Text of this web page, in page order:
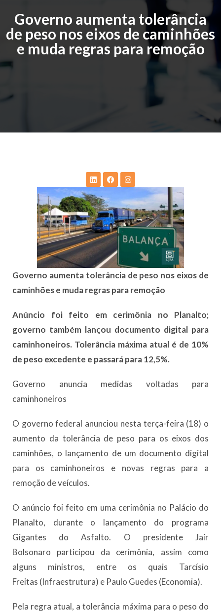
Governo aumenta tolerância
de peso nos eixos de caminhões
e muda regras para remoção
Governo aumenta tolerância de peso nos eixos de
caminhões e muda regras para remoção
Anúncio foi feito em cerimônia no Planalto;
governo também lançou documento digital para
caminhoneiros. Tolerância máxima atual é de 10%
de peso excedente e passará para 12,5%.
Governo anuncia medidas voltadas para
caminhoneiros
O governo federal anunciou nesta terça-feira (18) o
aumento da tolerância de peso para os eixos dos
caminhões, o lançamento de um documento digital
para os caminhoneiros e novas regras para a
remoção de veículos.
O anúncio foi feito em uma cerimônia no Palácio do
Planalto, durante o lançamento do programa
Gigantes do Asfalto. O presidente Jair
Bolsonaro participou da cerimônia, assim como
alguns ministros, entre os quais Tarcísio
Freitas (Infraestrutura) e Paulo Guedes (Economia).
Pela regra atual, a tolerância máxima para o peso do